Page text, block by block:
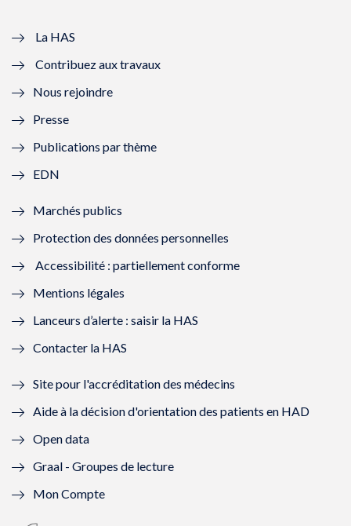
l
l
f
n
ê
t
r
e
)
e
e
n
ê
r
)
ê
t
e
ê
)
La HAS
Contribuez aux travaux
Nous rejoindre
Presse
Publications par thème
EDN
Marchés publics
Protection des données personnelles
Accessibilité : partiellement conforme
Mentions légales
Lanceurs d’alerte : saisir la HAS
Contacter la HAS
Site pour l'accréditation des médecins
Aide à la décision d'orientation des patients en HAD
Open data
Graal - Groupes de lecture
Mon Compte